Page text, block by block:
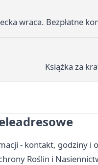
wraca. Bezpłatne
Książka za
- kontakt, godziny i
Roślin i